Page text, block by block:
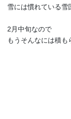
雪には慣れている雪
2月中旬なので
もうそんなには積も